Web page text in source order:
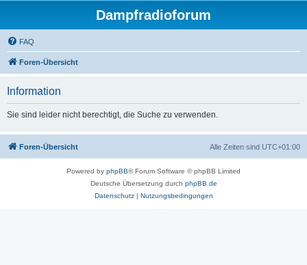
Dampfradioforum
FAQ
Foren-Übersicht
Information
Sie sind leider nicht berechtigt, die Suche zu verwenden.
Foren-Übersicht Alle Zeiten sind UTC+01:00
Powered by phpBB® Forum Software © phpBB Limited
Deutsche Übersetzung durch phpBB.de
Datenschutz| Nutzungsbedingungen